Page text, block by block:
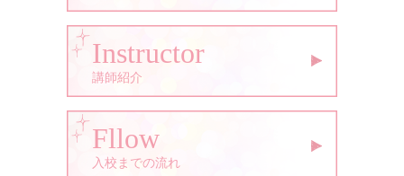
Instructor
講師紹介
Fllow
入校までの流れ